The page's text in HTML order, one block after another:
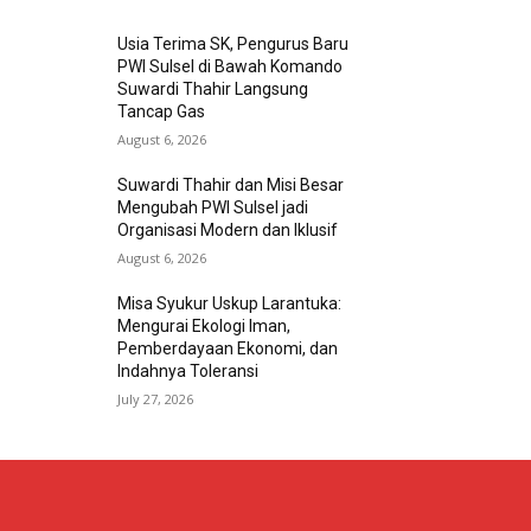
Usia Terima SK, Pengurus Baru
PWI Sulsel di Bawah Komando
Suwardi Thahir Langsung
Tancap Gas
August 6, 2026
Suwardi Thahir dan Misi Besar
Mengubah PWI Sulsel jadi
Organisasi Modern dan Iklusif
August 6, 2026
Misa Syukur Uskup Larantuka:
Mengurai Ekologi Iman,
Pemberdayaan Ekonomi, dan
Indahnya Toleransi
July 27, 2026